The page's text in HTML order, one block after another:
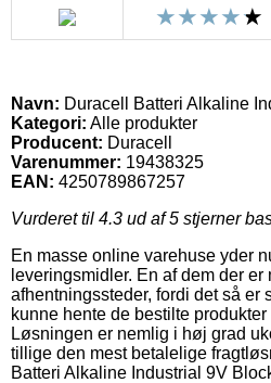
Navn: Duracell Batteri Alkaline
Kategori: Alle produkter
Producent: Duracell
Varenummer: 19438325
EAN: 4250789867257
Vurderet til 4.3 ud af 5 stjerner
En masse online varehuse yder
leveringsmidler. En af dem der
afhentningssteder, fordi det så er
kunne hente de bestilte
Løsningen er nemlig i høj grad
tillige den mest betalelige
Batteri Alkaline Industrial 9V